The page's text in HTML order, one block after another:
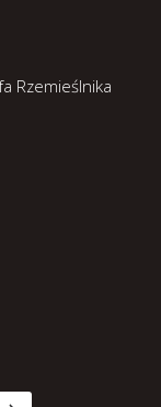
Rzemieślnika